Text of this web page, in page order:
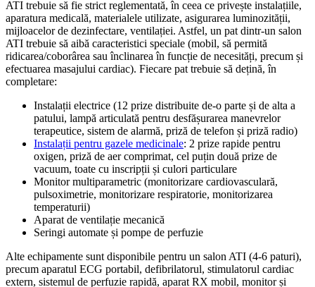
ATI trebuie să fie strict reglementată, în ceea ce privește instalațiile,
aparatura medicală, materialele utilizate, asigurarea luminozității,
mijloacelor de dezinfectare, ventilației. Astfel, un pat dintr-un salon
ATI trebuie să aibă caracteristici speciale (mobil, să permită
ridicarea/coborârea sau înclinarea în funcție de necesități, precum și
efectuarea masajului cardiac). Fiecare pat trebuie să dețină, în
completare:
Instalații electrice (12 prize distribuite de-o parte și de alta a
patului, lampă articulată pentru desfășurarea manevrelor
terapeutice, sistem de alarmă, priză de telefon și priză radio)
Instalații pentru gazele medicinale: 2 prize rapide pentru
oxigen, priză de aer comprimat, cel puțin două prize de
vacuum, toate cu inscripții și culori particulare
Monitor multiparametric (monitorizare cardiovasculară,
pulsoximetrie, monitorizare respiratorie, monitorizarea
temperaturii)
Aparat de ventilație mecanică
Seringi automate și pompe de perfuzie
Alte echipamente sunt disponibile pentru un salon ATI (4-6 paturi),
precum aparatul ECG portabil, defibrilatorul, stimulatorul cardiac
extern, sistemul de perfuzie rapidă, aparat RX mobil, monitor și